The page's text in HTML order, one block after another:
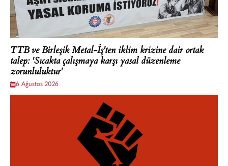
TTB ve Birleşik Metal-İş'ten iklim krizine dair ortak
talep: 'Sıcakta çalışmaya karşı yasal düzenleme
zorunluluktur'
6 Ağustos 2026